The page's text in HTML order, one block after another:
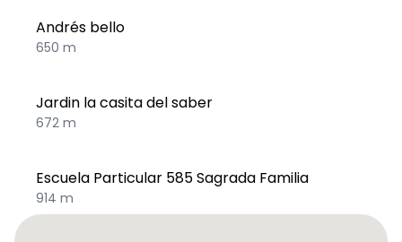
Andrés bello
650 m
Jardin la casita del saber
672 m
Escuela Particular 585 Sagrada Familia
914 m